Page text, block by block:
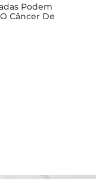
Podem
Câncer De